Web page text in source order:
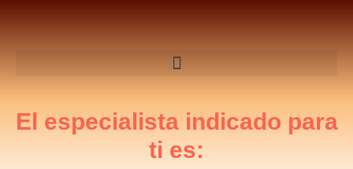
El especialista indicado para
ti es: